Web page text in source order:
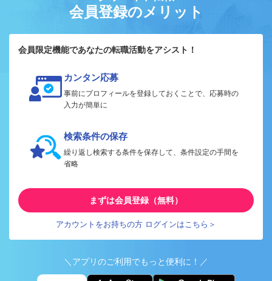
会員登録のメリット
会員限定機能であなたの転職活動をアシスト！
カンタン応募
事前にプロフィールを登録しておくことで、応募時の
入力が簡単に
検索条件の保存
繰り返し検索する条件を保存して、条件設定の手間を
省略
まずは会員登録（無料）
アカウントをお持ちの方 ログインはこちら＞
＼アプリのご利用でもっと便利に！／